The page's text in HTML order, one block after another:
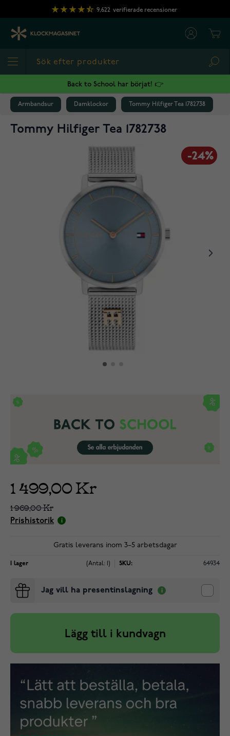
Hoppa till innehållet
9,622 verifierade recensioner
Back to School har börjat! 👉
Armbandsur Damklockor Tommy Hilfiger Tea 1782738
Tommy Hilfiger Tea 1782738
-24%
1 499,00 Kr
1 969,00 Kr
Prishistorik
Gratis leverans inom 3–5 arbetsdagar
I lager (Antal: 1) SKU: 64934
Jag vill ha presentinslagning
Lägg till i kundvagn